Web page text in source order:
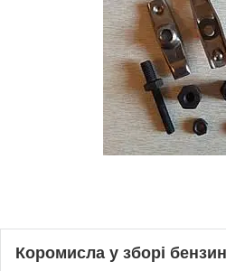
Коромисла у зборі